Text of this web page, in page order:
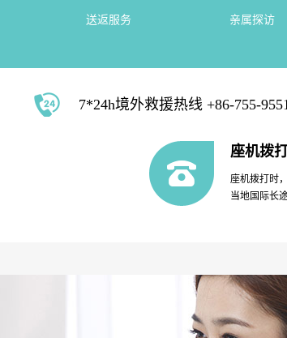
送返服务 亲属探访
7*24h境外救援热线 +86-755-
座机拨
座机拨打时
当地国际长